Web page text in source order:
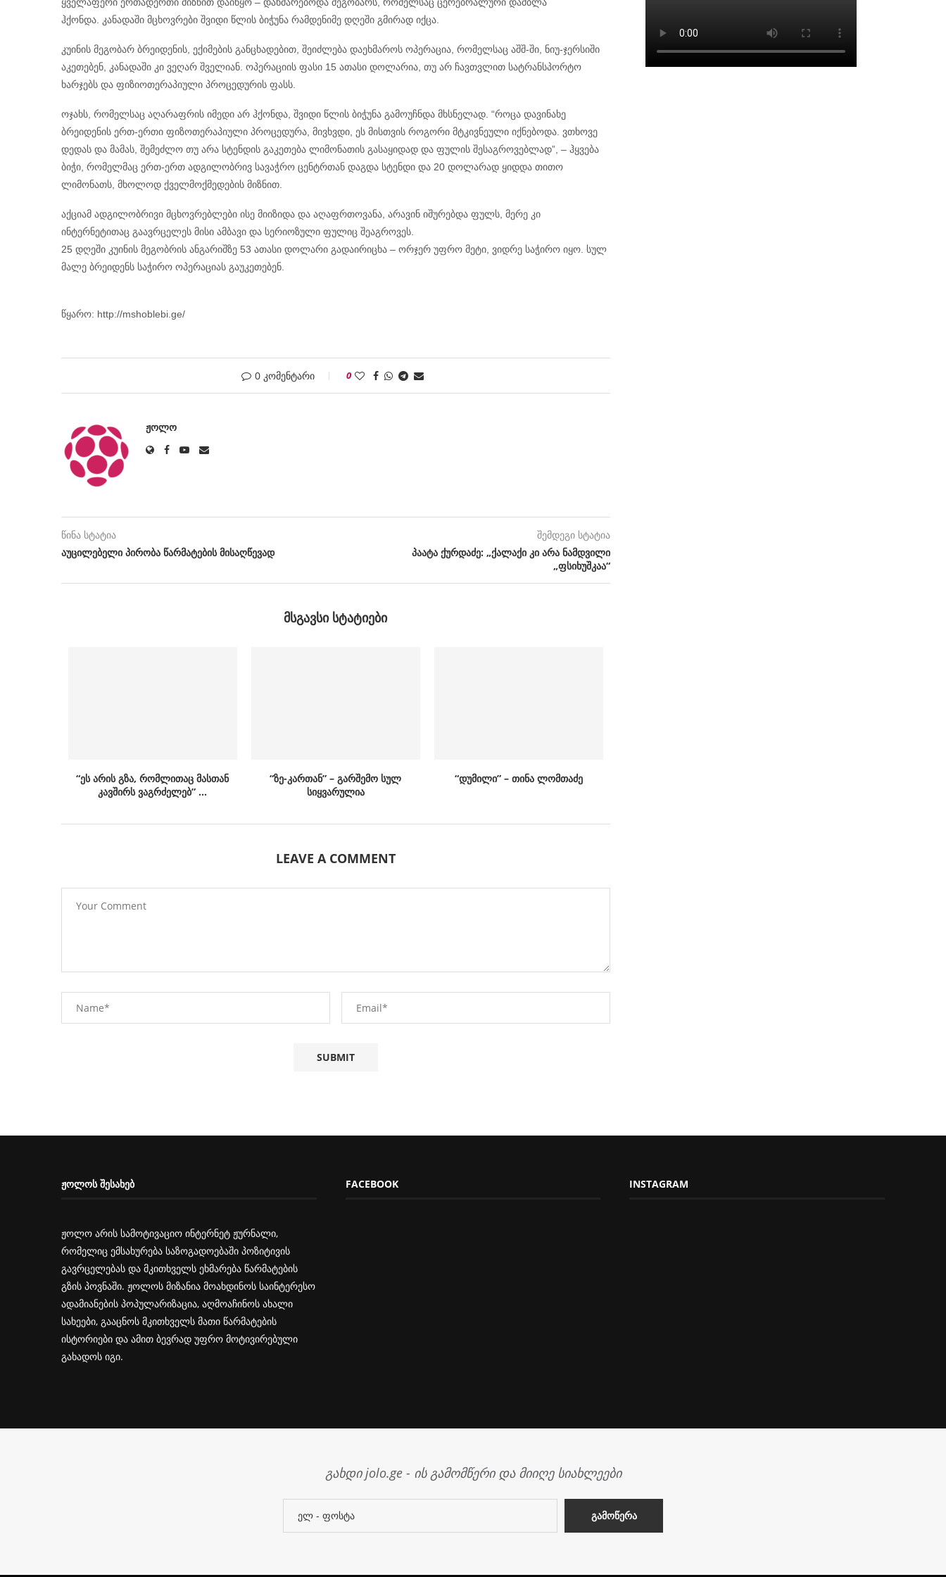
ჰქონდა.
კანადაში მცხოვრები შვიდი წლის ბიჭუნა რამდენიმე დღეში გმირად იქცა.
კუინის მეგობარ ბრეიდენის, ექიმების განცხადებით, შეიძლება დაეხმაროს ოპერაცია, რომელსაც აშშ-ში, ნიუ-ჯერსიში
აკეთებენ, კანადაში კი ვეღარ შველიან. ოპერაციის ფასი 15 ათასი დოლარია, თუ არ ჩავთვლით სატრანსპორტო
ხარჯებს და ფიზიოთერაპიული პროცედურის ფასს.
ოჯახს, რომელსაც აღარაფრის იმედი არ ჰქონდა, შვიდი წლის ბიჭუნა გამოუჩნდა მხსნელად. “როცა დავინახე
ბრეიდენის ერთ-ერთი ფიზოთერაპიული პროცედურა, მივხვდი, ეს მისთვის როგორი მტკივნეული იქნებოდა. ვთხოვე
დედას და მამას, შემეძლო თუ არა სტენდის გაკეთება ლიმონათის გასაყიდად და ფულის შესაგროვებლად”, – ჰყვება
ბიჭი, რომელმაც ერთ-ერთ ადგილობრივ სავაჭრო ცენტრთან დაგდა სტენდი და 20 დოლარად ყიდდა თითო
ლიმონათს, მხოლოდ ქველმოქმედების მიზნით.
აქციამ ადგილობრივი მცხოვრებლები ისე მიიზიდა და აღაფრთოვანა, არავინ იშურებდა ფულს, მერე კი
ინტერნეტითაც გაავრცელეს მისი ამბავი და სერიოზული ფულიც შეაგროვეს.
25 დღეში კუინის მეგობრის ანგარიშზე 53 ათასი დოლარი გადაირიცხა – ორჯერ უფრო მეტი, ვიდრე საჭირო იყო. სულ
მალე ბრეიდენს საჭირო ოპერაციას გაუკეთებენ.
წყარო: http://mshoblebi.ge/
0 კომენტარი 0
ᲟᲝᲚᲝ
წინა სტატია
აუცილებელი პირობა წარმატების მისაღწევად
შემდეგი სტატია
პაატა ქურდაძე: „ქალაქი კი არა ნამდვილი
„ფსიხუშკაა“
ᲛᲡᲒᲐᲕᲡᲘ ᲡᲢᲐᲢᲘᲔᲑᲘ
“ეს არის გზა, რომლითაც მასთან
კავშირს ვაგრძელებ” …
“ზე-კართან” – გარშემო სულ
სიყვარულია
“დუმილი” – თინა ლომთაძე
LEAVE A COMMENT
ᲟᲝᲚᲝᲡ ᲨᲔᲡᲐᲮᲔᲑ
ჟოლო არის სამოტივაციო ინტერნეტ ჟურნალი,
რომელიც ემსახურება საზოგადოებაში პოზიტივის
გავრცელებას და მკითხველს ეხმარება წარმატების
გზის პოვნაში. ჟოლოს მიზანია მოახდინოს საინტერესო
ადამიანების პოპულარიზაცია, აღმოაჩინოს ახალი
სახეები, გააცნოს მკითხველს მათი წარმატების
ისტორიები და ამით ბევრად უფრო მოტივირებული
გახადოს იგი.
FACEBOOK INSTAGRAM
გახდი jolo.ge - ის გამომწერი და მიიღე სიახლეები